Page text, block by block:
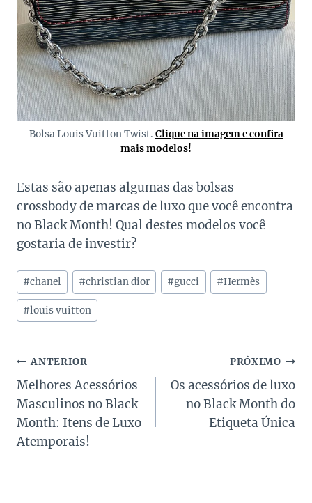
Bolsa Louis Vuitton Twist. Clique na imagem e confira
mais modelos!
Estas são apenas algumas das bolsas
crossbody de marcas de luxo que você encontra
no Black Month! Qual destes modelos você
gostaria de investir?
Tags
do
Post:
#chanel #christian dior #gucci #Hermès
#louis vuitton
Navegação
de
Post
ANTERIOR
Melhores Acessórios
Masculinos no Black
Month: Itens de Luxo
Atemporais!
PRÓXIMO
Os acessórios de luxo
no Black Month do
Etiqueta Única